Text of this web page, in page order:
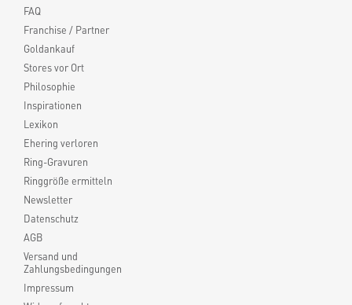
FAQ
Franchise / Partner
Goldankauf
Stores vor Ort
Philosophie
Inspirationen
Lexikon
Ehering verloren
Ring-Gravuren
Ringgröße ermitteln
Newsletter
Datenschutz
AGB
Versand und
Zahlungsbedingungen
Impressum